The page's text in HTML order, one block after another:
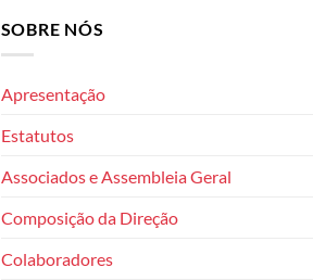
SOBRE NÓS
Apresentação
Estatutos
Associados e Assembleia Geral
Composição da Direção
Colaboradores